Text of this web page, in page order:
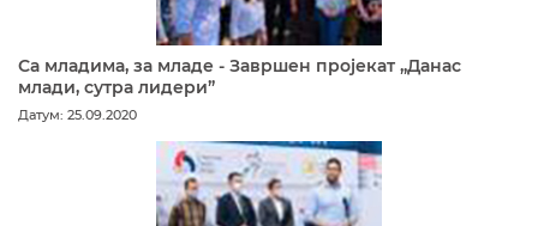
Са младима, за младе - Завршен пројекат „Данас
млади, сутра лидери”
Датум: 25.09.2020